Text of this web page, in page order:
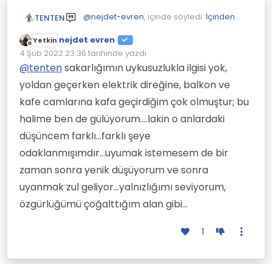
TENTEN @nejdet-evren, içinde söyledi: İçinden
İllet olduğum bir durum
var,paylaşmak istedim; bir şeye
odaklandığımda hiç beklenmedik
bir iş çıktığında mesela bir yazı
hazırlıyorum her şey tamam ama
çay bardağını sakarlığımdan
düşürüp kırıyorum; illet olduyorum
bu duruma. Bu ara oldukça
sakarım...
Uykusuzluktan olabilir.
Uyumama isteğin ise düşünmekten
aldığın hazdan kaynaklanıyor.
Çevrimdışı
Yetkin nejdet evren
4 Şub 2022 23:36 tarihinde yazdı
Son düzenleyen:
@tentensakarlığımın uykusuzlukla ilgisi yok,
yoldan geçerken elektrik direğine, balkon ve
kafe camlarına kafa geçirdiğim çok olmuştur; bu
halime ben de gülüyorum....lakin o anlardaki
düşüncem farklı...farklı şeye
odaklanmışımdır...uyumak istemesem de bir
zaman sonra yenik düşüyorum ve sonra
uyanmak zul geliyor...yalnızlığımı seviyorum,
özgürlüğümü çoğalttığım alan gibi...
1